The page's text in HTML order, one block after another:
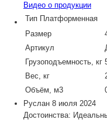
Видео о продукции
Тип Платформенная
Размер
Артикул
Грузоподъемность, кг
Вес, кг
Объём, м3
Руслан 8 июля 2024
Достоинства: